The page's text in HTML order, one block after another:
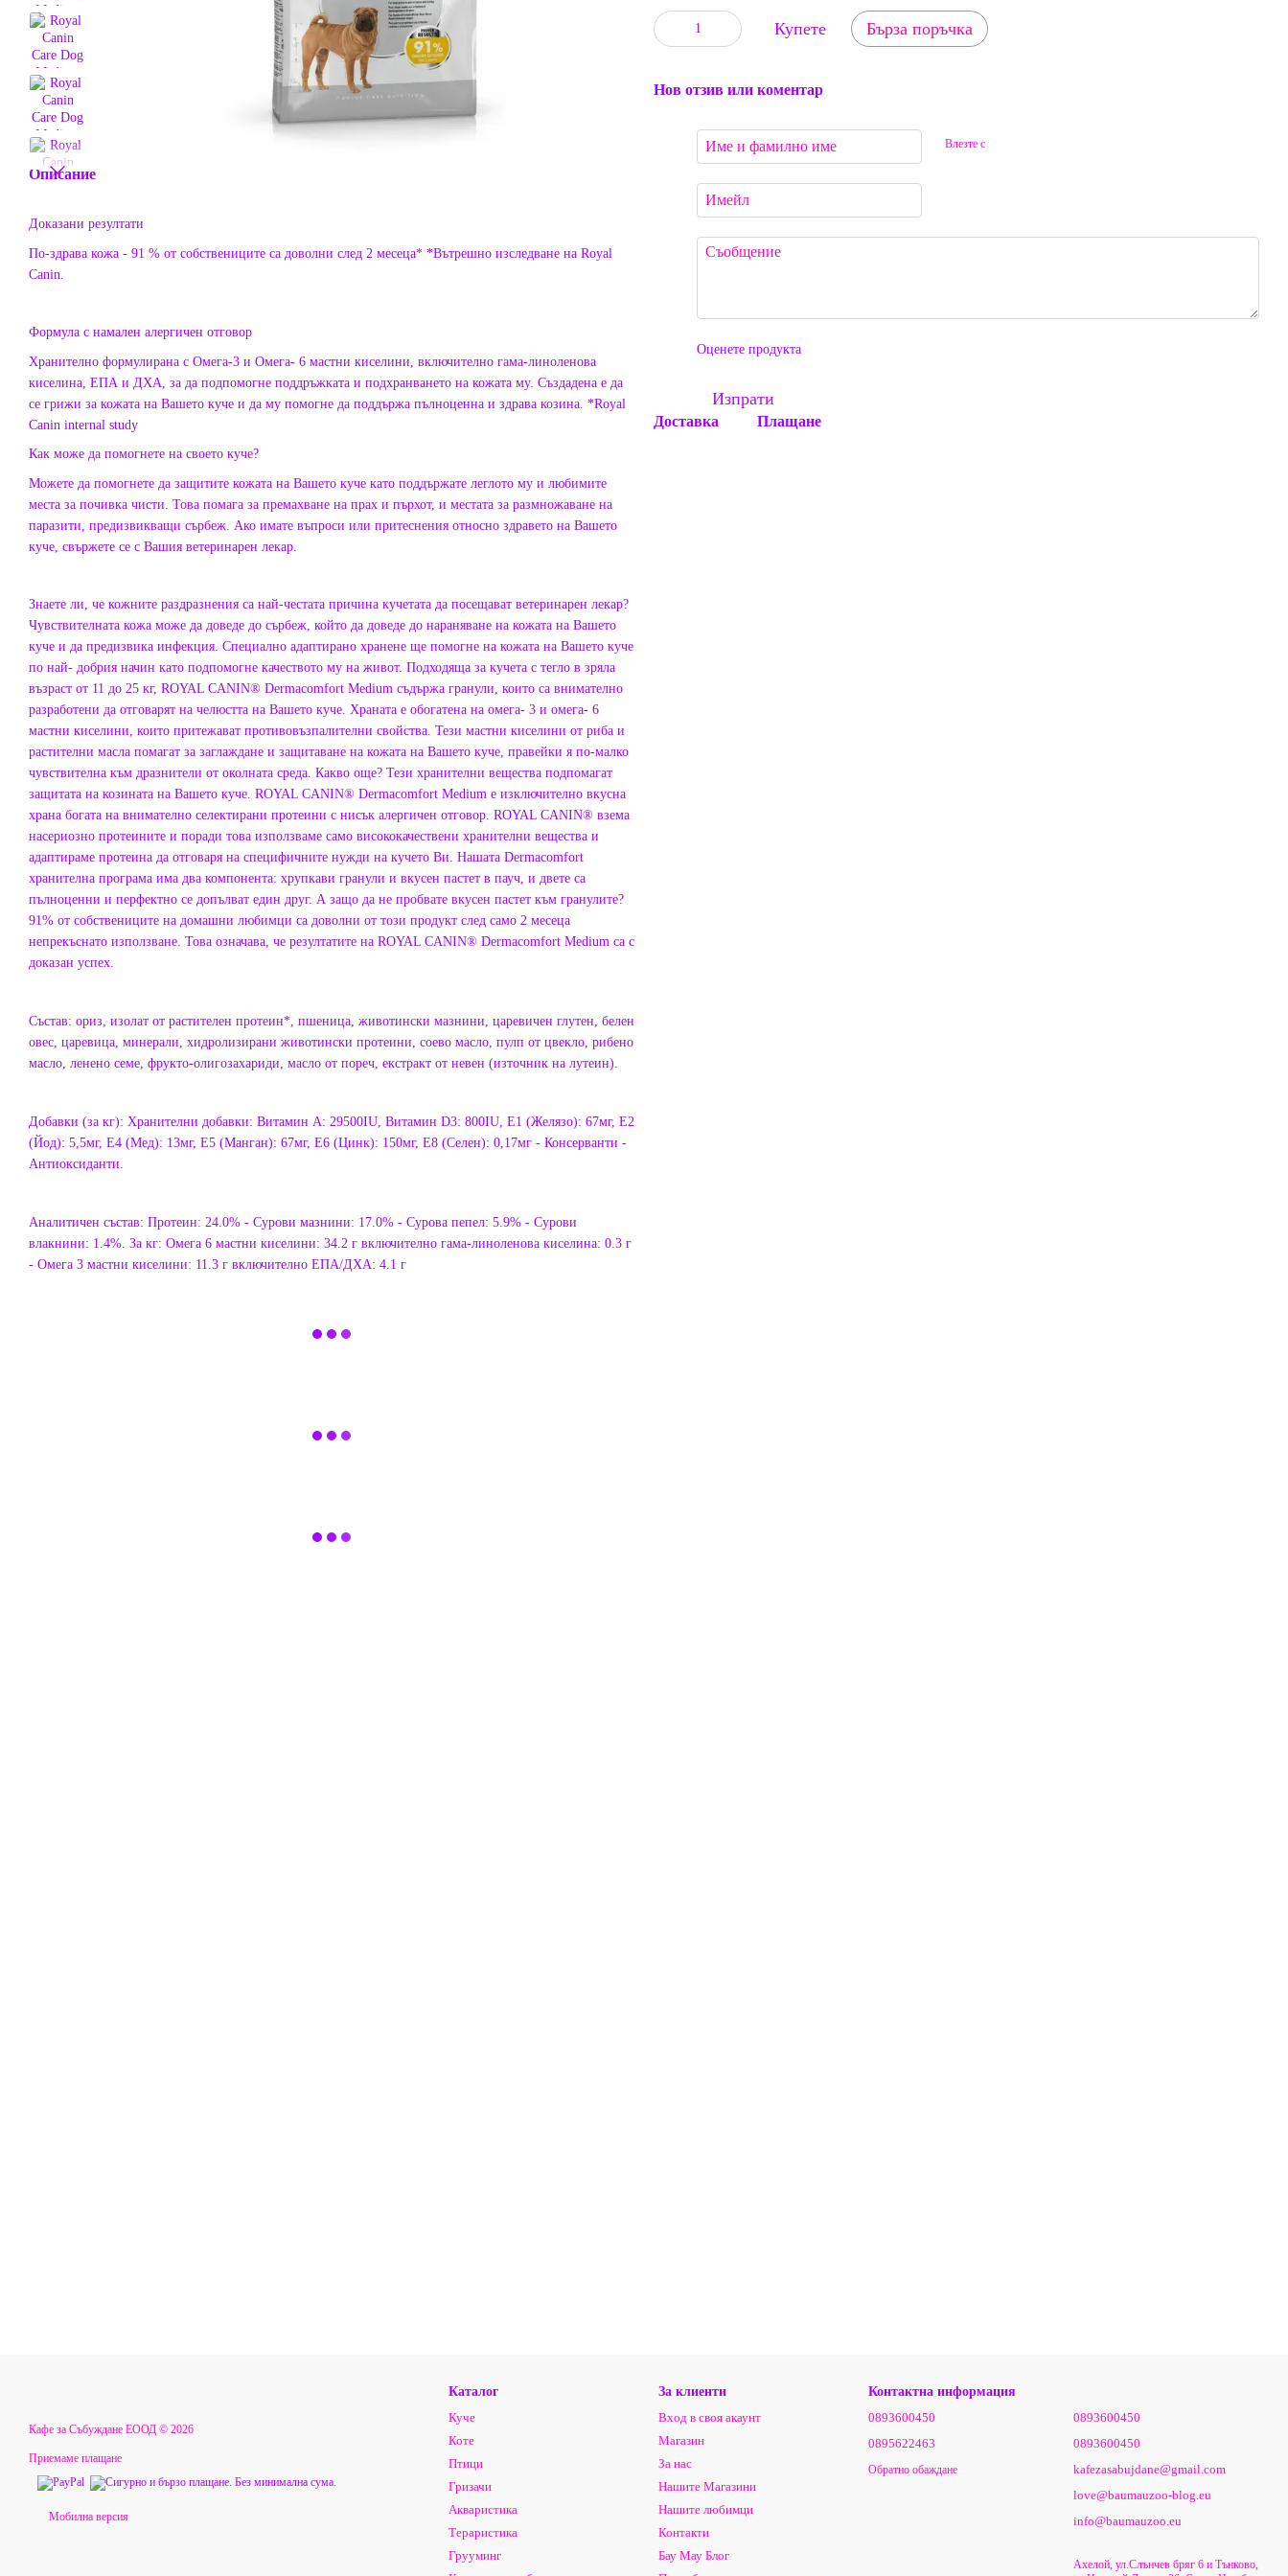
Описание
Доказани резултати
По-здрава кожа - 91 % от собствениците са доволни след 2 месеца* *Вътрешно изследване на Royal
Canin.
Формула с намален алергичен отговор
Хранително формулирана с Омега-3 и Омега- 6 мастни киселини, включително гама-линоленова
киселина, ЕПА и ДХА, за да подпомогне поддръжката и подхранването на кожата му. Създадена е да
се грижи за кожата на Вашето куче и да му помогне да поддържа пълноценна и здрава козина. *Royal
Canin internal study
Как може да помогнете на своето куче?
Можете да помогнете да защитите кожата на Вашето куче като поддържате леглото му и любимите
места за почивка чисти. Това помага за премахване на прах и пърхот, и местата за размножаване на
паразити, предизвикващи сърбеж. Ако имате въпроси или притеснения относно здравето на Вашето
куче, свържете се с Вашия ветеринарен лекар.
Знаете ли, че кожните раздразнения са най-честата причина кучетата да посещават ветеринарен лекар?
Чувствителната кожа може да доведе до сърбеж, който да доведе до нараняване на кожата на Вашето
куче и да предизвика инфекция. Специално адаптирано хранене ще помогне на кожата на Вашето куче
по най- добрия начин като подпомогне качеството му на живот. Подходяща за кучета с тегло в зряла
възраст от 11 до 25 кг, ROYAL CANIN® Dermacomfort Medium съдържа гранули, които са внимателно
разработени да отговарят на челюстта на Вашето куче. Храната е обогатена на омега- 3 и омега- 6
мастни киселини, които притежават противовъзпалителни свойства. Тези мастни киселини от риба и
растителни масла помагат за заглаждане и защитаване на кожата на Вашето куче, правейки я по-малко
чувствителна към дразнители от околната среда. Какво още? Тези хранителни вещества подпомагат
защитата на козината на Вашето куче. ROYAL CANIN® Dermacomfort Medium е изключително вкусна
храна богата на внимателно селектирани протеини с нисък алергичен отговор. ROYAL CANIN® взема
насериозно протеините и поради това използваме само висококачествени хранителни вещества и
адаптираме протеина да отговаря на специфичните нужди на кучето Ви. Нашата Dermacomfort
хранителна програма има два компонента: хрупкави гранули и вкусен пастет в пауч, и двете са
пълноценни и перфектно се допълват един друг. А защо да не пробвате вкусен пастет към гранулите?
91% от собствениците на домашни любимци са доволни от този продукт след само 2 месеца
непрекъснато използване. Това означава, че резултатите на ROYAL CANIN® Dermacomfort Medium са с
доказан успех.
Състав: ориз, изолат от растителен протеин*, пшеница, животински мазнини, царевичен глутен, белен
овес, царевица, минерали, хидролизирани животински протеини, соево масло, пулп от цвекло, рибено
масло, ленено семе, фрукто-олигозахариди, масло от пореч, екстракт от невен (източник на лутеин).
Добавки (за кг): Хранителни добавки: Витамин A: 29500IU, Витамин D3: 800IU, E1 (Желязо): 67мг, E2
(Йод): 5,5мг, E4 (Мед): 13мг, E5 (Манган): 67мг, E6 (Цинк): 150мг, E8 (Селен): 0,17мг - Консерванти -
Антиоксиданти.
Аналитичен състав: Протеин: 24.0% - Сурови мазнини: 17.0% - Сурова пепел: 5.9% - Сурови
влакнини: 1.4%. За кг: Омега 6 мастни киселини: 34.2 г включително гама-линоленова киселина: 0.3 г
- Омега 3 мастни киселини: 11.3 г включително ЕПА/ДХА: 4.1 г
Купете Бърза поръчка
Нов отзив или коментар
Влезте с
Оценете продукта
Изпрати
Доставка Плащане
Кафе за Събуждане ЕООД © 2026
Приемаме плащане
Мобилна версия
Каталог
Куче
Коте
Птици
Гризачи
Акваристика
Тераристика
Грууминг
За клиенти
Вход в своя акаунт
Магазин
За нас
Нашите Магазини
Нашите любимци
Контакти
Бау Мау Блог
Контактна информация
0893600450
0895622463
Обратно обаждане
0893600450
0893600450
kafezasabujdane@gmail.com
love@baumauzoo-blog.eu
info@baumauzoo.eu
Ахелой, ул.Слънчев бряг 6 и Тънково,